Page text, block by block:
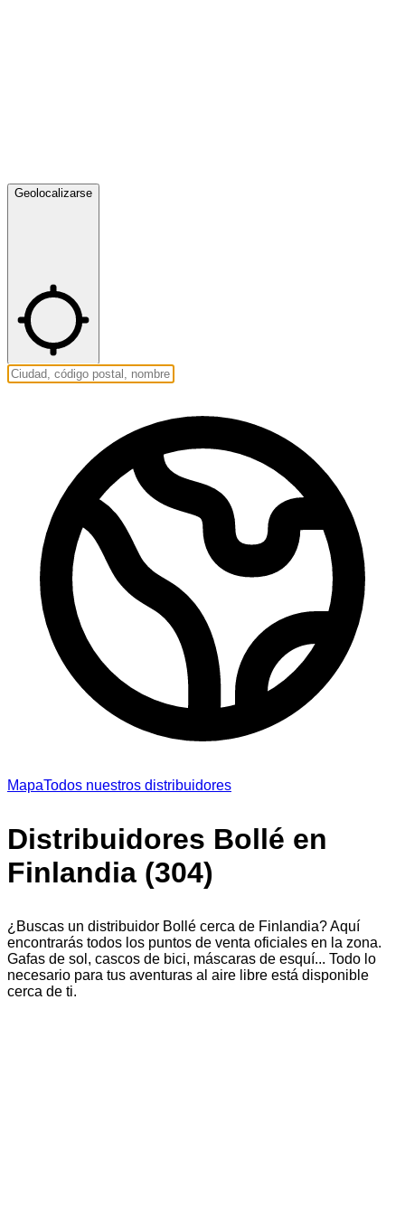
Geolocalizarse
MapaTodos nuestros distribuidores
Distribuidores Bollé en
Finlandia (304)
¿Buscas un distribuidor Bollé cerca de Finlandia? Aquí
encontrarás todos los puntos de venta oficiales en la zona.
Gafas de sol, cascos de bici, máscaras de esquí... Todo lo
necesario para tus aventuras al aire libre está disponible
cerca de ti.